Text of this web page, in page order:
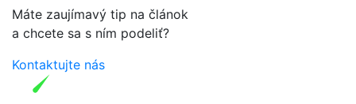
Máte zaujímavý tip na článok
a chcete sa s ním podeliť?
Kontaktujte nás